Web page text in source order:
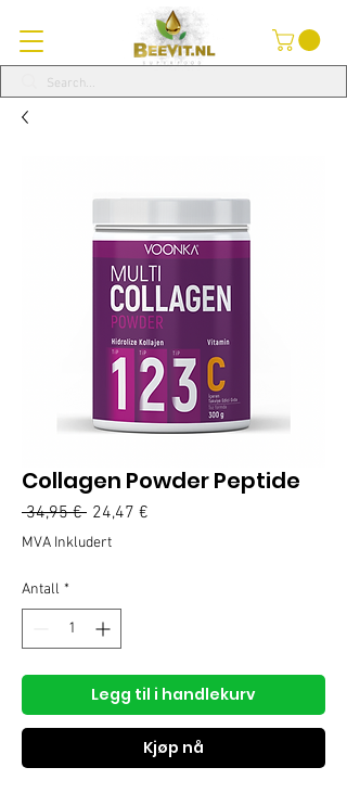
Collagen Powder Peptide
34,95 € Vanlig
pris
24,47 €
MVA Inkludert
Antall *
Legg til i handlekurv
Kjøp nå